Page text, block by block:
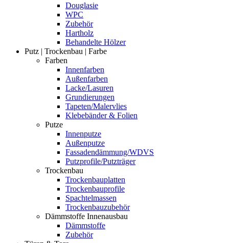
Douglasie
WPC
Zubehör
Hartholz
Behandelte Hölzer
Putz | Trockenbau | Farbe
Farben
Innenfarben
Außenfarben
Lacke/Lasuren
Grundierungen
Tapeten/Malervlies
Klebebänder & Folien
Putze
Innenputze
Außenputze
Fassadendämmung/WDVS
Putzprofile/Putzträger
Trockenbau
Trockenbauplatten
Trockenbauprofile
Spachtelmassen
Trockenbauzubehör
Dämmstoffe Innenausbau
Dämmstoffe
Zubehör